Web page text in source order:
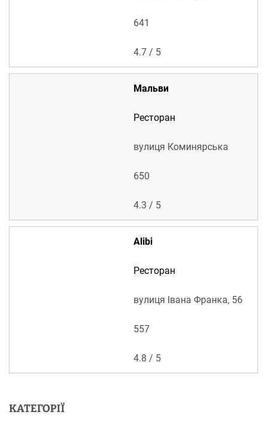
641
4.7 / 5
Мальви
Ресторан
вулиця Коминярська
650
4.3 / 5
Alibi
Ресторан
вулиця Івана Франка, 56
557
4.8 / 5
КАТЕГОРІЇ